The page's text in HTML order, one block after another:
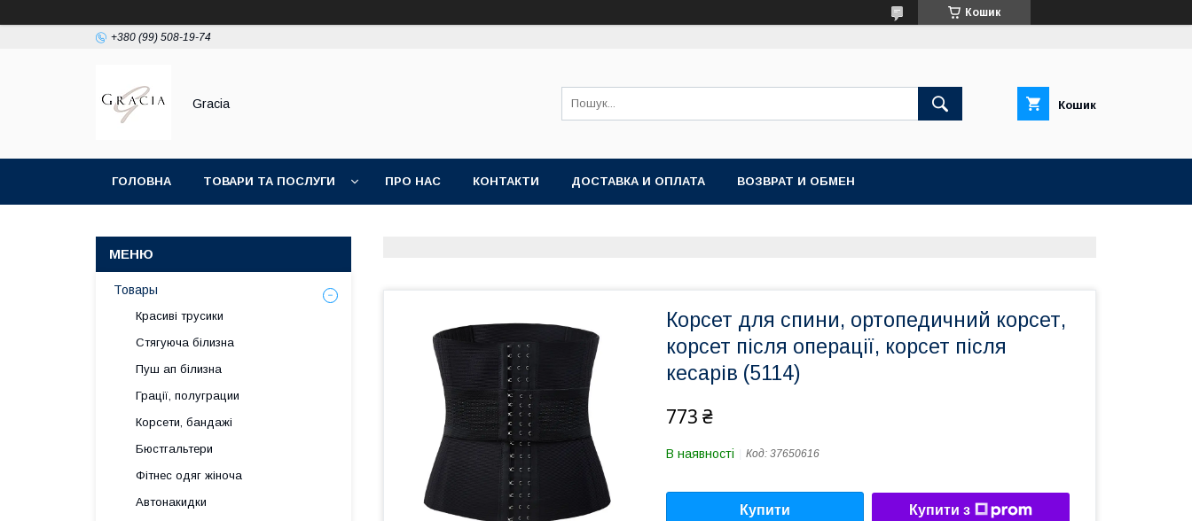
Кошик
+380 (99) 508-19-74
Gracia Кошик
ГОЛОВНА ТОВАРИ ТА ПОСЛУГИ ПРО НАС КОНТАКТИ ДОСТАВКА И ОПЛАТА ВОЗВРАТ И ОБМЕН
Корсет для спини, ортопедичний корсет,
корсет після операції, корсет після
кесарів (5114)
773 ₴
В наявності Код: 37650616
Купити Купити з
Товары
Красиві трусики
Стягуюча білизна
Пуш ап білизна
Грації, полуграции
Корсети, бандажі
Бюстгальтери
Фітнес одяг жіноча
Автонакидки